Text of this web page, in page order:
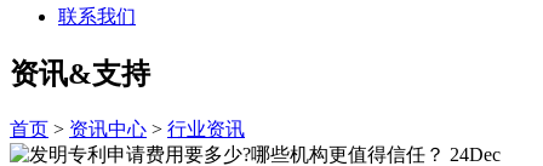
联系我们
资讯&支持
首页 > 资讯中心 > 行业资讯
24Dec